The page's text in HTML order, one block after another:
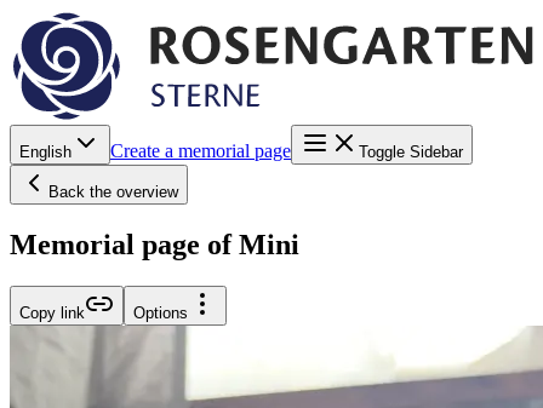
English Create a memorial page Toggle Sidebar
Back the overview
Memorial page of Mini
Copy link Options